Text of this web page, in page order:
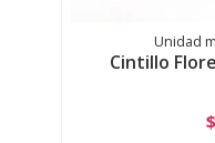
Unidad
Cintillo